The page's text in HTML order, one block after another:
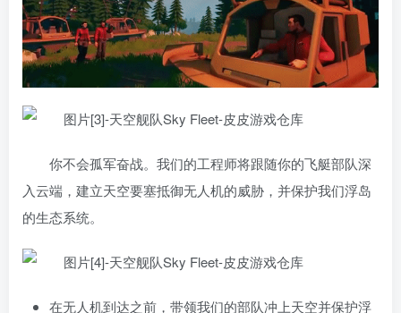
你不会孤军奋战。我们的工程师将跟随你的飞艇部队深
入云端，建立天空要塞抵御无人机的威胁，并保护我们浮岛
的生态系统。
在无人机到达之前，带领我们的部队冲上天空并保护浮